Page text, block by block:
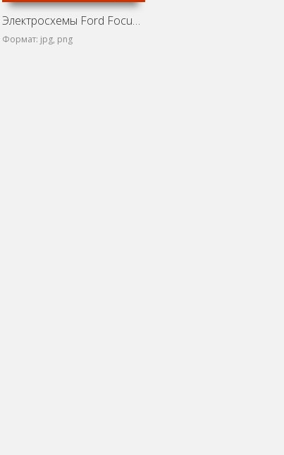
Электросхемы Ford Focus C170 (Ford Focus 1)
Формат: jpg, png